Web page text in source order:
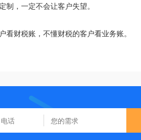
制，一定不会让客户失望。
财税账，不懂财税的客户看业务账。